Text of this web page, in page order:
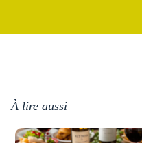
À lire aussi